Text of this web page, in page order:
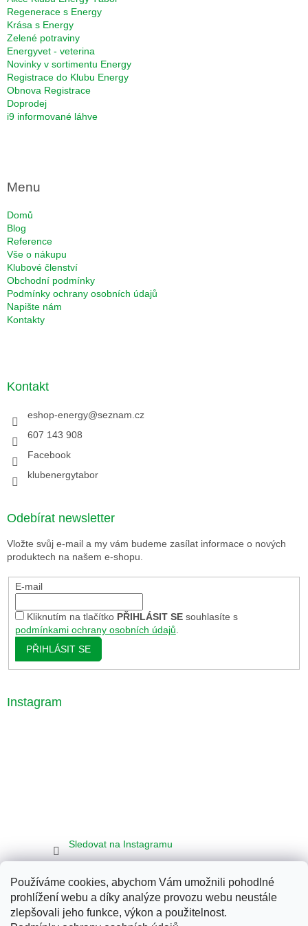
Používáme cookies, abychom Vám umožnili pohodlné
prohlížení webu a díky analýze provozu webu neustále
zlepšovali jeho funkce, výkon a použitelnost.
Regenerace s Energy
Krása s Energy
Zelené potraviny
Energyvet - veterina
Novinky v sortimentu Energy
Registrace do Klubu Energy
Obnova Registrace
Doprodej
i9 informované láhve
Menu
Domů
Blog
Reference
Vše o nákupu
Klubové členství
Obchodní podmínky
Podmínky ochrany osobních údajů
Napište nám
Kontakty
Kontakt
eshop-energy@seznam.cz
607 143 908
Facebook
klubenergytabor
Odebírat newsletter
Vložte svůj e-mail a my vám budeme zasílat informace o nových
produktech na našem e-shopu.
E-mail
Kliknutím na tlačítko PŘIHLÁSIT SEsouhlasíte s
podmínkami ochrany osobních údajů.
PŘIHLÁSIT SE
Instagram
Sledovat na Instagramu
Seznam Google Bing